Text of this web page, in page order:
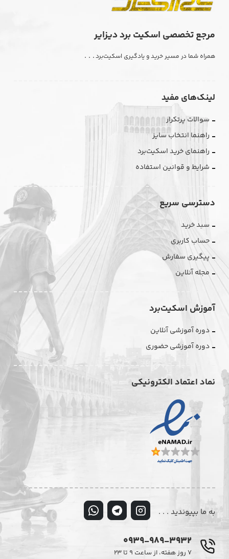
مرجع تخصصی اسکیت برد دیزایر
همراه شما در مسیر خرید و یادگیری اسکیت‌برد. . .
لینک‌های مفید
سوالات پرتکرار
راهنما انتخاب سایز
راهنمای خرید اسکیت‌برد
شرایط و قوانین استفاده
دسترسی سریع
سبد خرید
حساب کاربری
پیگیری سفارش
مجله آنلاین
آموزش اسکیت‌برد
دوره آموزشی آنلاین
دوره آموزشی حضوری
نماد اعتماد الکترونیکی
به ما بپیوندید . . .
0939-989-3932
۷ روز هفته، از ساعت ۹ تا ۲۳